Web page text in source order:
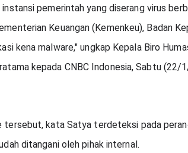
instansi pemerintah yang diserang virus
Keuangan (Kemenkeu), Badan
kena malware," ungkap Kepala Biro
kepada CNBC Indonesia, Sabtu (22/
tersebut, kata Satya terdeteksi pada
ditangani oleh pihak internal.